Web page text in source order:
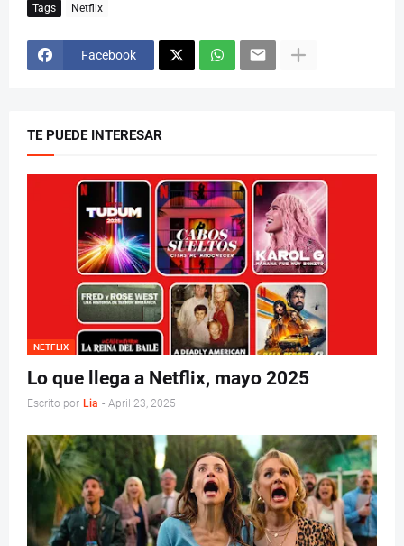
Tags Netflix
Facebook
TE PUEDE INTERESAR
NETFLIX
Lo que llega a Netflix, mayo 2025
Escrito por Lia - April 23, 2025